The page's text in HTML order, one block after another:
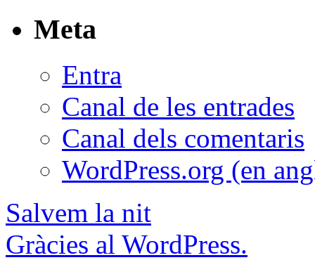
Meta
Entra
Canal de les entrades
Canal dels comentaris
WordPress.org (en
Salvem la nit
Gràcies al WordPress.